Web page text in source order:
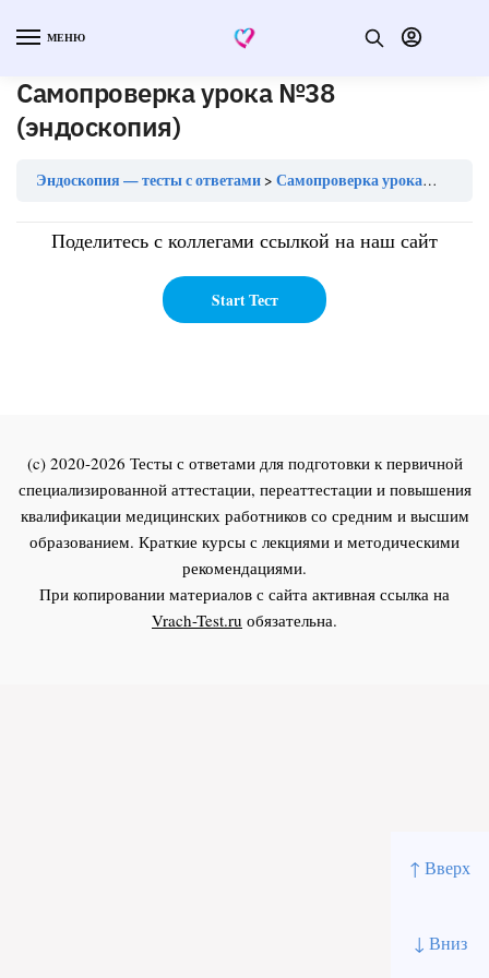
↑ Вверх
↓ Вниз
МЕНЮ
Самопроверка урока №38
(эндоскопия)
Эндоскопия — тесты с ответами Самопроверка урока №38 (эндоскопия)
Поделитесь с коллегами ссылкой на наш сайт
(c) 2020-2026 Тесты с ответами для подготовки к первичной
специализированной аттестации, переаттестации и повышения
квалификации медицинских работников со средним и высшим
образованием. Краткие курсы с лекциями и методическими
рекомендациями.
При копировании материалов с сайта активная ссылка на
Vrach-Test.ru обязательна.